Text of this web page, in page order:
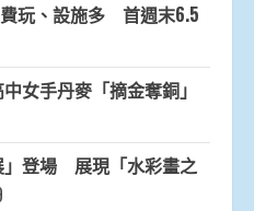
費玩、設施多 首週末6.5
女手丹麥「摘金奪銅」
」登場 展現「水彩畫之